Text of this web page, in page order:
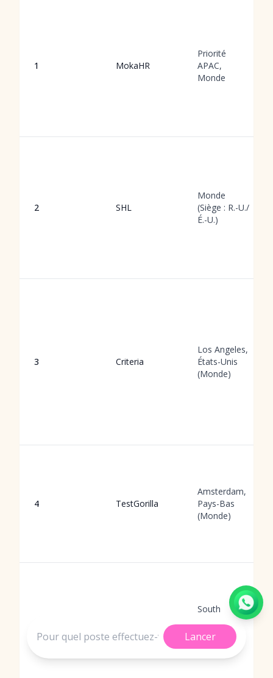
1 MokaHR
Priorité
APAC,
Monde
2 SHL
Monde
(Siège : R.-U./
É.-U.)
3 Criteria
Los Angeles,
États-Unis
(Monde)
4 TestGorilla
Amsterdam,
Pays-Bas
(Monde)
South
États-Unis
(Monde)
Lancer